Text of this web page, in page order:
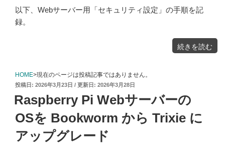
以下、Webサーバー用「セキュリティ設定」の手順を記
録。
"Raspberry
Pi
Trixie
ュ
リ
テ
設
定"
の
続きを読む
HOME>現在のページは投稿記事ではありません。
投
日:
2026年3月23日 2026年3月28日
Raspberry Pi Webサーバーの
OSを Bookworm から Trixie に
アップグレード